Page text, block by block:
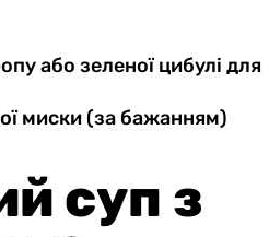
або зеленої цибулі для
миски (за бажанням)
суп з